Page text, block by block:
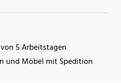
5 Arbeitstagen
und Möbel mit Spedition